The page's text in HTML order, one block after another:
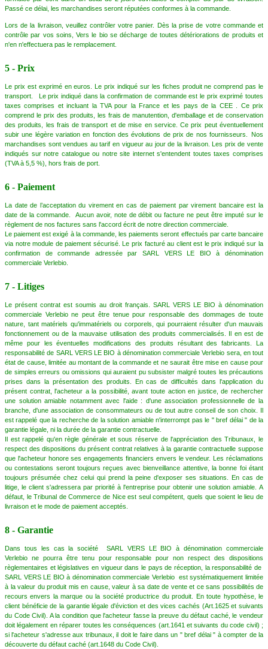
Passé ce délai, les marchandises seront réputées conformes à la commande.
Lors de la livraison, veuillez contrôler votre panier. Dès la prise de votre commande et
contrôle par vos soins, Vers le bio se décharge de toutes détériorations de produits et
n'en n'effectuera pas le remplacement.
5 - Prix
Le prix est exprimé en euros. Le prix indiqué sur les fiches produit ne comprend pas le
transport. Le prix indiqué dans la confirmation de commande est le prix exprimé toutes
taxes comprises et incluant la TVA pour la France et les pays de la CEE . Ce prix
comprend le prix des produits, les frais de manutention, d'emballage et de conservation
des produits, les frais de transport et de mise en service. Ce prix peut éventuellement
subir une légère variation en fonction des évolutions de prix de nos fournisseurs. Nos
marchandises sont vendues au tarif en vigueur au jour de la livraison. Les prix de vente
indiqués sur notre catalogue ou notre site internet s'entendent toutes taxes comprises
(TVA à 5,5 %), hors frais de port.
6 - Paiement
La date de l’acceptation du virement en cas de paiement par virement bancaire est la
date de la commande. Aucun avoir, note de débit ou facture ne peut être imputé sur le
règlement de nos factures sans l'accord écrit de notre direction commerciale.
Le paiement est exigé à la commande, les paiements seront effectués par carte bancaire
via notre module de paiement sécurisé. Le prix facturé au client est le prix indiqué sur la
confirmation de commande adressée par SARL VERS LE BIO à dénomination
commerciale Verlebio.
7 - Litiges
Le présent contrat est soumis au droit français. SARL VERS LE BIO à dénomination
commerciale Verlebio ne peut être tenue pour responsable des dommages de toute
nature, tant matériels qu'immatériels ou corporels, qui pourraient résulter d'un mauvais
fonctionnement ou de la mauvaise utilisation des produits commercialisés. Il en est de
même pour les éventuelles modifications des produits résultant des fabricants. La
responsabilité de SARL VERS LE BIO à dénomination commerciale Verlebio sera, en tout
état de cause, limitée au montant de la commande et ne saurait être mise en cause pour
de simples erreurs ou omissions qui auraient pu subsister malgré toutes les précautions
prises dans la présentation des produits. En cas de difficultés dans l'application du
présent contrat, l'acheteur a la possibilité, avant toute action en justice, de rechercher
une solution amiable notamment avec l'aide : d'une association professionnelle de la
branche, d'une association de consommateurs ou de tout autre conseil de son choix. Il
est rappelé que la recherche de la solution amiable n'interrompt pas le " bref délai " de la
garantie légale, ni la durée de la garantie contractuelle.
Il est rappelé qu'en règle générale et sous réserve de l'appréciation des Tribunaux, le
respect des dispositions du présent contrat relatives à la garantie contractuelle suppose
que l'acheteur honore ses engagements financiers envers le vendeur. Les réclamations
ou contestations seront toujours reçues avec bienveillance attentive, la bonne foi étant
toujours présumée chez celui qui prend la peine d'exposer ses situations. En cas de
litige, le client s'adressera par priorité à l'entreprise pour obtenir une solution amiable. A
défaut, le Tribunal de Commerce de Nice est seul compétent, quels que soient le lieu de
livraison et le mode de paiement acceptés.
8 - Garantie
Dans tous les cas la société SARL VERS LE BIO à dénomination commerciale
Verlebio ne pourra être tenu pour responsable pour non respect des dispositions
règlementaires et législatives en vigueur dans le pays de réception, la responsabilité de
SARL VERS LE BIO à dénomination commerciale Verlebio est systématiquement limitée
à la valeur du produit mis en cause, valeur à sa date de vente et ce sans possibilités de
recours envers la marque ou la société productrice du produit. En toute hypothèse, le
client bénéficie de la garantie légale d'éviction et des vices cachés (Art.1625 et suivants
du Code Civil). A la condition que l'acheteur fasse la preuve du défaut caché, le vendeur
doit légalement en réparer toutes les conséquences (art.1641 et suivants du code civil) ;
si l'acheteur s'adresse aux tribunaux, il doit le faire dans un " bref délai " à compter de la
découverte du défaut caché (art.1648 du Code Civil).